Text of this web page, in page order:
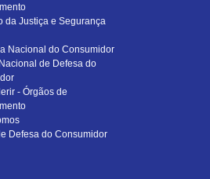
da Justiça e Segurança
Nacional do Consumidor
de Defesa do
- Órgãos de
Defesa do Consumidor